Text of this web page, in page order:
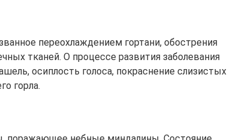
переохлаждением гортани, обострения
тканей. О процессе развития заболевания
осиплость голоса, покраснение слизистых
горла.